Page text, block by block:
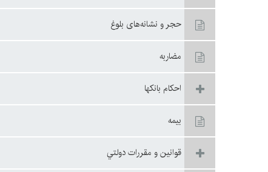
حجر و نشانه‌هاى بلوغ
مضاربه
احكام بانكها
بيمه
قوانين و مقررات دولتي